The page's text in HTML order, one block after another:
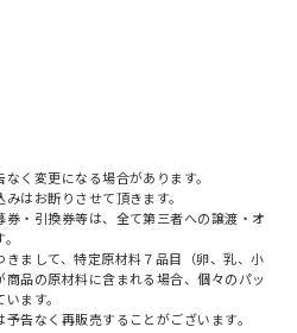
く変更になる場合があります。
はお断りさせて頂きます。
・引換券等は、全て第三者への譲渡・オ
まして、特定原材料７品目（卵、乳、小
品の原材料に含まれる場合、個々のパッ
ます。
告なく再販売することがございます。